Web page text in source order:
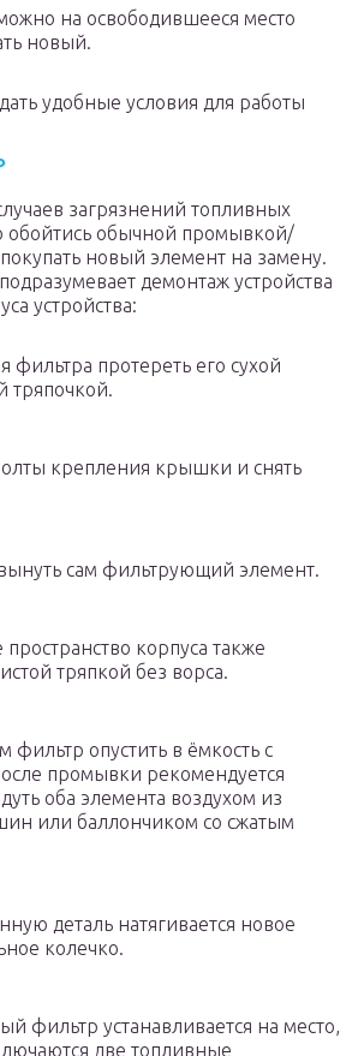
на освободившееся место
новый.
удобные условия для работы
загрязнений топливных
обойтись обычной промывкой/
новый элемент на замену.
демонтаж устройства
устройства:
фильтра протереть его сухой
тряпочкой.
крепления крышки и снять
сам фильтрующий элемент.
корпуса также
тряпкой без ворса.
фильтр опустить в ёмкость с
промывки рекомендуется
оба элемента воздухом из
или баллончиком со сжатым
деталь натягивается новое
колечко.
фильтр устанавливается на место,
две топливные